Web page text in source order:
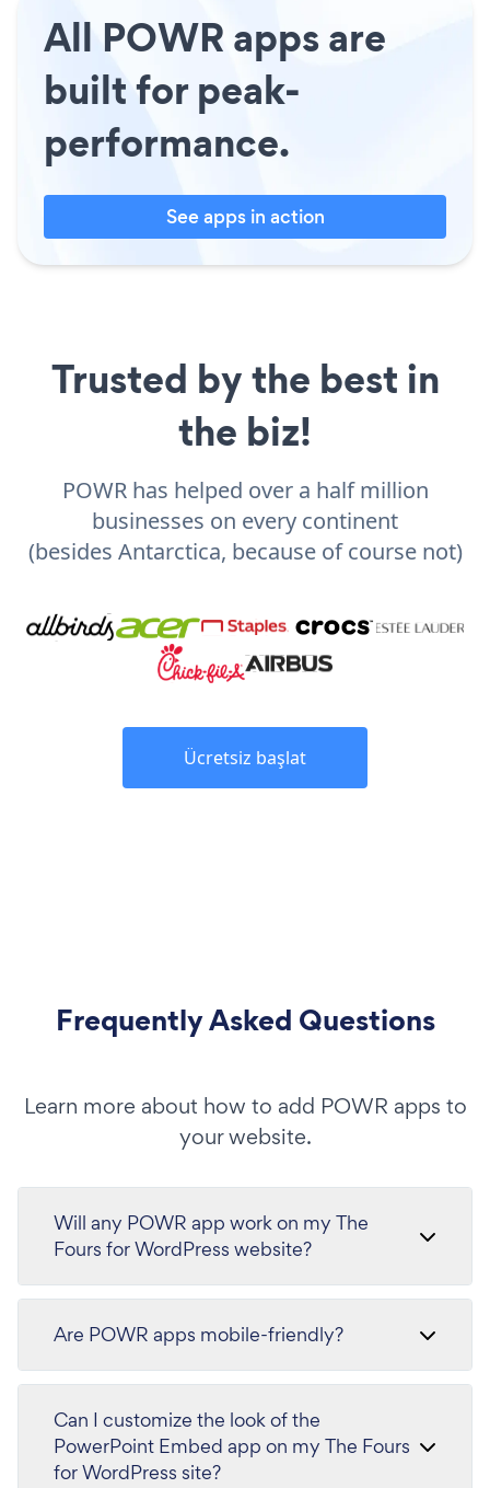
All POWR apps are
built for peak-
performance.
See apps in action
Trusted by the best in
the biz!
POWR has helped over a half million
businesses on every continent
(besides Antarctica, because of course not)
Ücretsiz başlat
Frequently Asked Questions
Learn more about how to add POWR apps to
your website.
Will any POWR app work on my The
Fours for WordPress website?
Are POWR apps mobile-friendly?
Can I customize the look of the
PowerPoint Embed app on my The Fours
for WordPress site?